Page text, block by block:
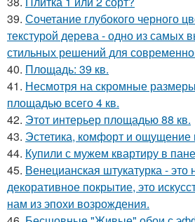
39. Сочетание глубокого черного
текстурой дерева - одно из самых
стильных решений для
40. Площадь: 39 кв.
41. Несмотря на скромные
площадью всего 4 кв.
42. Этот интерьер площадью 88 кв.
43. Эстетика, комфорт и ощущение
44. Купили с мужем квартиру в
45. Венецианская штукатурка - это
декоративное покрытие, это
нам из эпохи возрождения.